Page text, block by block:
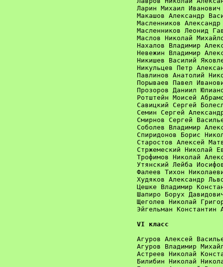
Ларин Михаил
Макашов Александр
Масленников
Масленников Леонид
Маслов Николай
Нахалов Владимир
Невежин Владимир
Никишев Василий
Никульцев Петр
Павлинов Анатолий
Порываев Павел
Прозоров Даниил
Ротштейн Моисей
Савицкий Сергей
Семин Сергей
Смирнов Сергей
Соболев Владимир
Спиридонов Борис
Старостов Алексей
Стржемеский Николай
Трофимов Николай
Утянский Лейба
Фалеев Тихон
Худяков Александр
Цешке Владимир
Шапиро Борух
Щеголев Николай
Эйгельман Константин
VI класс
Агуров Алексей
Агуров Владимир
Астреев Николай
Билибин Николай